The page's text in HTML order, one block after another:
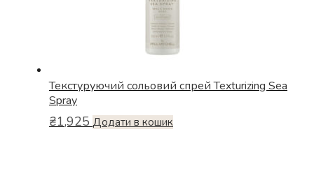
Текстуруючий сольовий спрей Texturizing Sea
Spray
₴1,925 Додати в кошик